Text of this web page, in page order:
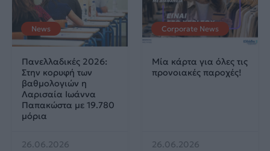
News
Πανελλαδικές 2026:
Στην κορυφή των
βαθμολογιών η
Λαρισαία Ιωάννα
Παπακώστα με 19.780
μόρια
26.06.2026
Corporate News
Μία κάρτα για όλες τις
προνοιακές παροχές!
26.06.2026